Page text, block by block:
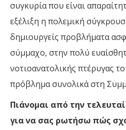
συγκυρία που είναι
εξέλιξη η πολεμική
δημιουργείς προβλήματα
σύμμαχο, στην πολύ
νοτιοανατολικής πτέρυγας
πρόβλημα συνολικά στη
Πιάνομαι από την
για να σας ρωτήσω πώς